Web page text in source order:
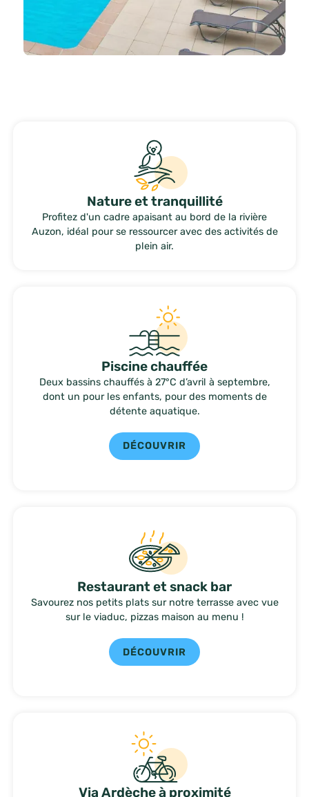
Nature et tranquillité
Profitez d'un cadre apaisant au bord de la rivière
Auzon, idéal pour se ressourcer avec des activités de
plein air.
Piscine chauffée
Deux bassins chauffés à 27°C d’avril à septembre,
dont un pour les enfants, pour des moments de
détente aquatique.
DÉCOUVRIR
Restaurant et snack bar
Savourez nos petits plats sur notre terrasse avec vue
sur le viaduc, pizzas maison au menu !
DÉCOUVRIR
Via Ardèche à proximité